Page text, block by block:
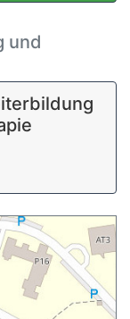
und